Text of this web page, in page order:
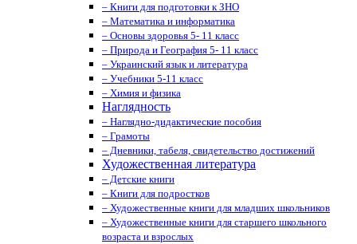
– Книги для подготовки к ЗНО
– Математика и информатика
– Основы здоровья 5- 11 класс
– Природа и География 5- 11 класс
– Украинский язык и литература
– Учебники 5-11 класс
– Химия и физика
Наглядность
– Наглядно-дидактические пособия
– Грамоты
– Дневники, табеля, свидетельство достижений
Художественная литература
– Детские книги
– Книги для подростков
– Художественные книги для младших школьников
– Художественные книги для старшего школьного
возраста и взрослых